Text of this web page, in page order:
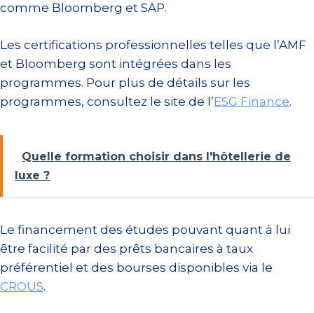
comme Bloomberg et SAP.
Les certifications professionnelles telles que l’AMF
et Bloomberg sont intégrées dans les
programmes. Pour plus de détails sur les
programmes, consultez le site de l’ESG Finance.
Quelle formation choisir dans l'hôtellerie de
luxe ?
Le financement des études pouvant quant à lui
être facilité par des prêts bancaires à taux
préférentiel et des bourses disponibles via le
CROUS.